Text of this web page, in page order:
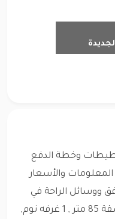
وخطة الدفع
والأسعار
ووسائل الراحة في
شقة 85 متر , 1 غرفه نوم,